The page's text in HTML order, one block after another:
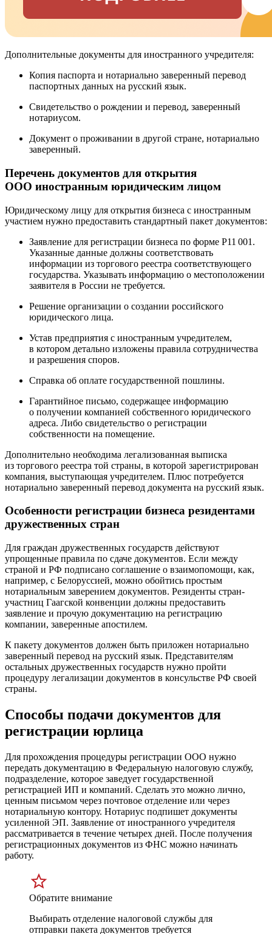
Дополнительные документы для иностранного учредителя:
Копия паспорта и нотариально заверенный перевод
паспортных данных на русский язык.
Свидетельство о рождении и перевод, заверенный
нотариусом.
Документ о проживании в другой стране, нотариально
заверенный.
Перечень документов для открытия
ООО иностранным юридическим лицом
Юридическому лицу для открытия бизнеса с иностранным
участием нужно предоставить стандартный пакет документов:
Заявление для регистрации бизнеса по форме Р11 001.
Указанные данные должны соответствовать
информации из торгового реестра соответствующего
государства. Указывать информацию о местоположении
заявителя в России не требуется.
Решение организации о создании российского
юридического лица.
Устав предприятия с иностранным учредителем,
в котором детально изложены правила сотрудничества
и разрешения споров.
Справка об оплате государственной пошлины.
Гарантийное письмо, содержащее информацию
о получении компанией собственного юридического
адреса. Либо свидетельство о регистрации
собственности на помещение.
Дополнительно необходима легализованная выписка
из торгового реестра той страны, в которой зарегистрирован
компания, выступающая учредителем. Плюс потребуется
нотариально заверенный перевод документа на русский язык.
Особенности регистрации бизнеса резидентами
дружественных стран
Для граждан дружественных государств действуют
упрощенные правила по сдаче документов. Если между
страной и РФ подписано соглашение о взаимопомощи, как,
например, с Белоруссией, можно обойтись простым
нотариальным заверением документов. Резиденты стран-
участниц Гаагской конвенции должны предоставить
заявление и прочую документацию на регистрацию
компании, заверенные апостилем.
К пакету документов должен быть приложен нотариально
заверенный перевод на русский язык. Представителям
остальных дружественных государств нужно пройти
процедуру легализации документов в консульстве РФ своей
страны.
Способы подачи документов для
регистрации юрлица
Для прохождения процедуры регистрации ООО нужно
передать документацию в Федеральную налоговую службу,
подразделение, которое заведует государственной
регистрацией ИП и компаний. Сделать это можно лично,
ценным письмом через почтовое отделение или через
нотариальную контору. Нотариус подпишет документы
усиленной ЭП. Заявление от иностранного учредителя
рассматривается в течение четырех дней. После получения
регистрационных документов из ФНС можно начинать
работу.
Обратите внимание
Выбирать отделение налоговой службы для
отправки пакета документов требуется